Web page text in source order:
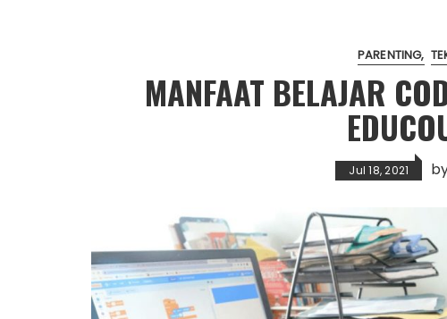
PARENTING
MANFAAT BELAJAR
Jul 18, 2021